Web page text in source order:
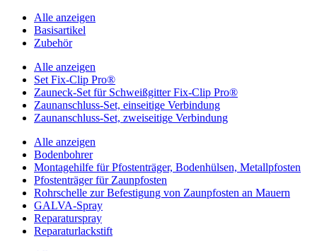
Alle anzeigen
Basisartikel
Zubehör
Alle anzeigen
Set Fix-Clip Pro®
Zauneck-Set für Schweißgitter Fix-Clip Pro®
Zaunanschluss-Set, einseitige Verbindung
Zaunanschluss-Set, zweiseitige Verbindung
Alle anzeigen
Bodenbohrer
Montagehilfe für Pfostenträger, Bodenhülsen, Metallpfosten
Pfostenträger für Zaunpfosten
Rohrschelle zur Befestigung von Zaunpfosten an Mauern
GALVA-Spray
Reparaturspray
Reparaturlackstift